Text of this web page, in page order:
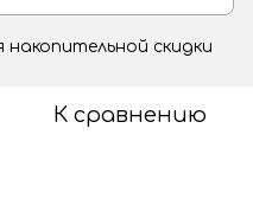
скидки
К сравнению